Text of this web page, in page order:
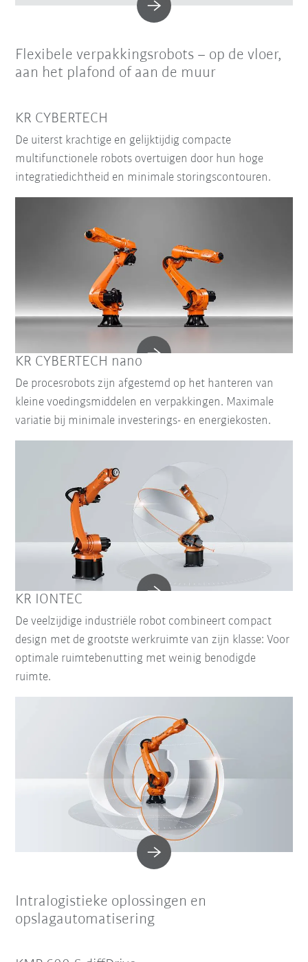
Flexibele verpakkingsrobots – op de vloer,
aan het plafond of aan de muur
KR CYBERTECH
De uiterst krachtige en gelijktijdig compacte
multifunctionele robots overtuigen door hun hoge
integratiedichtheid en minimale storingscontouren.
KR CYBERTECH nano
De procesrobots zijn afgestemd op het hanteren van
kleine voedingsmiddelen en verpakkingen. Maximale
variatie bij minimale investerings- en energiekosten.
KR IONTEC
De veelzijdige industriële robot combineert compact
design met de grootste werkruimte van zijn klasse: Voor
optimale ruimtebenutting met weinig benodigde
ruimte.
Intralogistieke oplossingen en
opslagautomatisering